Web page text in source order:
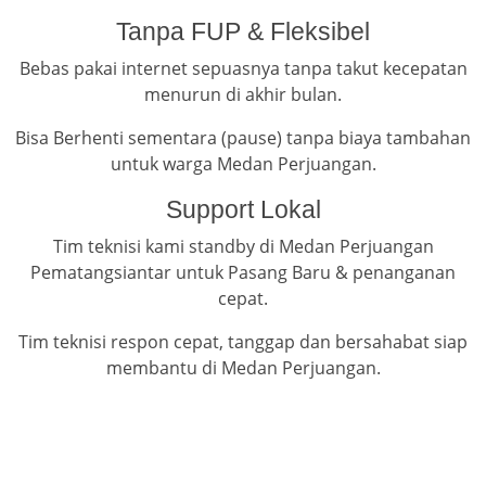
Tanpa FUP & Fleksibel
Bebas pakai internet sepuasnya tanpa takut kecepatan
menurun di akhir bulan.
Bisa Berhenti sementara (pause) tanpa biaya tambahan
untuk warga Medan Perjuangan.
Support Lokal
Tim teknisi kami standby di Medan Perjuangan
Pematangsiantar untuk Pasang Baru & penanganan
cepat.
Tim teknisi respon cepat, tanggap dan bersahabat siap
membantu di Medan Perjuangan.